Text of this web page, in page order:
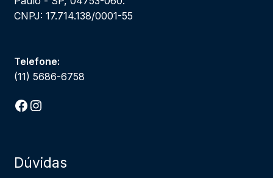
CNPJ: 17.714.138/0001-55
Telefone:
(11) 5686-6758
Facebook
Instagram
Dúvidas